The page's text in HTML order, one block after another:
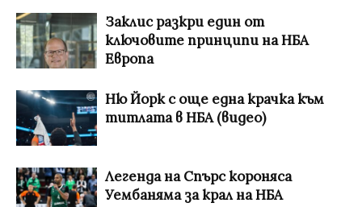
Заклис разкри един от
ключовите принципи на НБА
Европа
Ню Йорк с още една крачка към
титлата в НБА (видео)
Легенда на Спърс короняса
Уембаняма за крал на НБА